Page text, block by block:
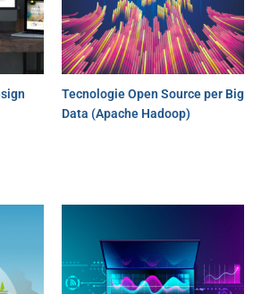
Tecnologie Open Source per Big
Data (Apache Hadoop)